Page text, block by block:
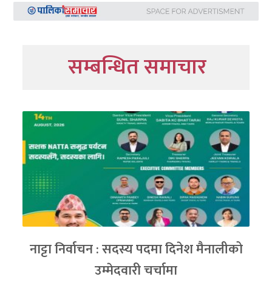
सम्बन्धित समाचार
नाट्टा निर्वाचन : सदस्य पदमा दिनेश मैनालीको
उम्मेदवारी चर्चामा